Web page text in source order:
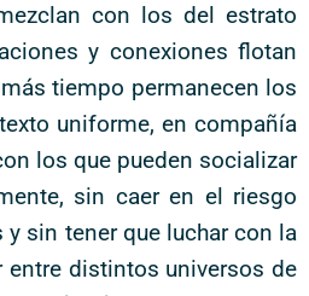
con los del estrato
y conexiones flotan
tiempo permanecen los
uniforme, en compañía
los que pueden socializar
sin caer en el riesgo
sin tener que luchar con la
entre distintos universos de